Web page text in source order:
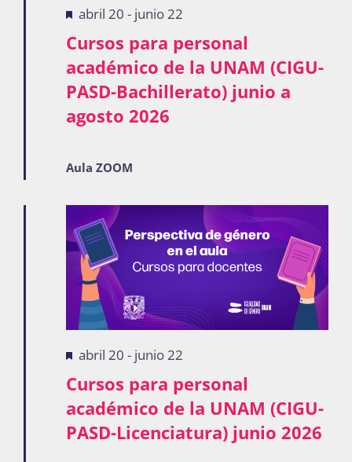
Cursos para personal
académico de la UNAM (CIGU-
PASD-Bachillerato) junio a
agosto 2026
Destacadas
abril 20 - junio 22
Aula ZOOM
Cursos para personal
académico de la UNAM (CIGU-
PASD-Licenciatura) junio 2026
Destacadas
abril 20 - junio 22